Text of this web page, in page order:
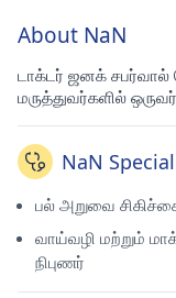
About NaN
டாக்டர் ஜனக் சபர்வால்
மருத்துவர்களில்
NaN
பல் அறுவை
வாய்வழி மற்றும்
நிபுணர்